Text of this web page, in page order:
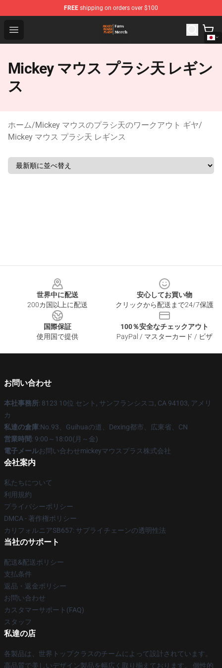
FREE shipping on orders over $100
Open menu
Mickey Mouse Plush Shop - The Best Store of Mickey
Mickey マウス プラシ天 レギン
ス
ホーム/Mickey マウスのプラシ天のワークアウト ギヤ/
Mickey マウス プラシ天 レギンス
世界中に配送
200カ国以上に配送
安心してお買い物
クリックから配送まで24/7保護
国際保証
使用国で提供
100％安全なチェックアウト
PayPal / マスターカード / ビザ
お問い合わせ
本社事務所: 8123 10位 セント, サンフランシスコ, CA 94103, アメリ
カ
私達の倉庫:No.93、Guihuaの道、Dexing都市、広東省、CN
営業時間: 9:00～18:00(月～金)
電子メールお問い合わせmickeyマウスプラス株式会社
会社案内
私たちについて
利用規約
プライバシーポリシー
DMCA - 著作権ポリシー
カリフォルニアSB657: サプライチェーンの透明性法
当社のサポート
配送&配送ポリシー
支払条件
返品・返金ポリシー
お問い合わせ
カスタマーサポート(FAQ)
スタッフ
私達の店
各製品は、世界トップクラスのチームによって設計されています。
高品質で美しいデザイン製品を幅広く取り揃えております。 個性的